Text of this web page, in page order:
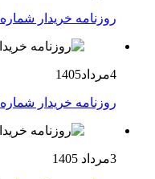
روزنامه خریدار شماره2196
4مرداد1405
روزنامه خریدار شماره 2195
3مرداد 1405